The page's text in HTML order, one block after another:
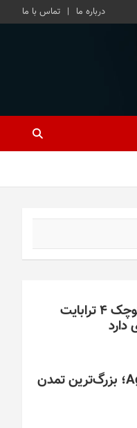
درباره ما تماس با ما
این کارت حافظه کوچک ۴ ترابایت
بازی/ Age of 2048؛ بزرگ‌ترین تمدن